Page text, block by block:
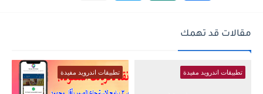
مقالات قد تهمك
تطبيقات اندرويد مفيدة تطبيقات اندرويد مفيدة